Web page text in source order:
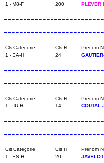
1 - M8-F
200 PLEVER
Cls Categorie Cls H Prenom
1 - CA-H
24
Cls Categorie Cls H Prenom
1 - JU-H
14 COUTAL
Cls Categorie Cls H Prenom
1 - ES-H
20